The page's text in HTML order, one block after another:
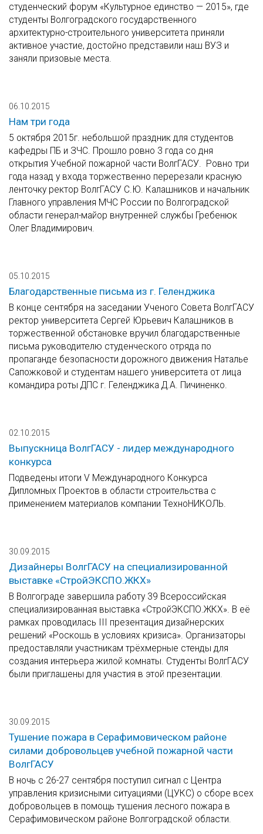
студенческий форум «Культурное единство — 2015», где
студенты Волгоградского государственного
архитектурно-строительного университета приняли
активное участие, достойно представили наш ВУЗ и
заняли призовые места.
06.10.2015
Нам три года
5 октября 2015г. небольшой праздник для студентов
кафедры ПБ и ЗЧС. Прошло ровно 3 года со дня
открытия Учебной пожарной части ВолгГАСУ. Ровно три
года назад у входа торжественно перерезали красную
ленточку ректор ВолгГАСУ С.Ю. Калашников и начальник
Главного управления МЧС России по Волгоградской
области генерал-майор внутренней службы Гребенюк
Олег Владимирович.
05.10.2015
Благодарственные письма из г. Геленджика
В конце сентября на заседании Ученого Совета ВолгГАСУ
ректор университета Сергей Юрьевич Калашников в
торжественной обстановке вручил благодарственные
письма руководителю студенческого отряда по
пропаганде безопасности дорожного движения Наталье
Сапожковой и студентам нашего университета от лица
командира роты ДПС г. Геленджика Д.А. Пичиненко.
02.10.2015
Выпускница ВолгГАСУ - лидер международного
конкурса
Подведены итоги V Международного Конкурса
Дипломных Проектов в области строительства с
применением материалов компании ТехноНИКОЛЬ.
30.09.2015
Дизайнеры ВолгГАСУ на специализированной
выставке «СтройЭКСПО.ЖКХ»
В Волгограде завершила работу 39 Всероссийская
специализированная выставка «СтройЭКСПО.ЖКХ». В её
рамках проводилась III презентация дизайнерских
решений «Роскошь в условиях кризиса». Организаторы
предоставляли участникам трёхмерные стенды для
создания интерьера жилой комнаты. Студенты ВолгГАСУ
были приглашены для участия в этой презентации.
30.09.2015
Тушение пожара в Серафимовическом районе
силами добровольцев учебной пожарной части
ВолгГАСУ
В ночь с 26-27 сентября поступил сигнал с Центра
управления кризисными ситуациями (ЦУКС) о сборе всех
добровольцев в помощь тушения лесного пожара в
Серафимовическом районе Волгоградской области.